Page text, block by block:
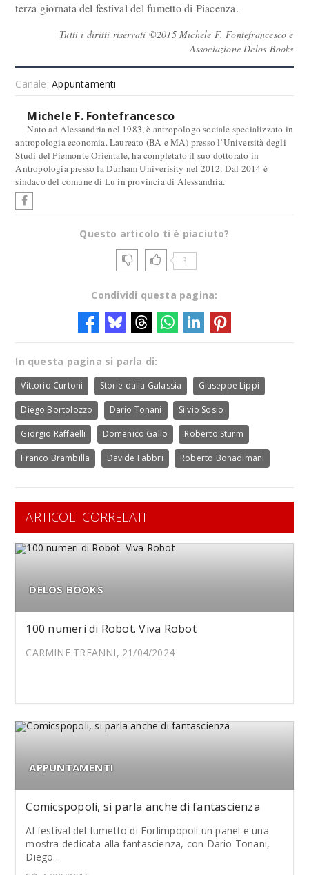
terza giornata del festival del fumetto di Piacenza.
Tutti i diritti riservati ©2015 Michele F. Fontefrancesco e
Associazione Delos Books
Canale:Appuntamenti
Michele F. Fontefrancesco
Nato ad Alessandria nel 1983, è antropologo sociale specializzato in
antropologia economia. Laureato (BA e MA) presso l’Università degli
Studi del Piemonte Orientale, ha completato il suo dottorato in
Antropologia presso la Durham Univerisity nel 2012. Dal 2014 è
sindaco del comune di Lu in provincia di Alessandria.
Questo articolo ti è piaciuto?
3
Condividi questa pagina:
In questa pagina si parla di:
Vittorio Curtoni Storie dalla Galassia Giuseppe Lippi
Diego Bortolozzo Dario Tonani Silvio Sosio
Giorgio Raffaelli Domenico Gallo Roberto Sturm
Franco Brambilla Davide Fabbri Roberto Bonadimani
ARTICOLI CORRELATI
DELOS BOOKS
100 numeri di Robot. Viva Robot
CARMINE TREANNI, 21/04/2024
APPUNTAMENTI
Comicspopoli, si parla anche di fantascienza
Al festival del fumetto di Forlimpopoli un panel e una
mostra dedicata alla fantascienza, con Dario Tonani,
Diego...